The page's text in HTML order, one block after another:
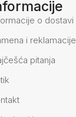
o dostavi
i reklamacije
pitanja